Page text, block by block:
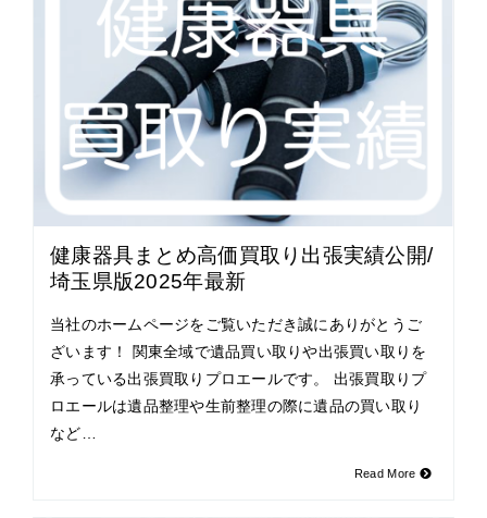
健康器具まとめ高価買取り出張実績公開/
埼玉県版2025年最新
当社のホームページをご覧いただき誠にありがとうご
ざいます！ 関東全域で遺品買い取りや出張買い取りを
承っている出張買取りプロエールです。 出張買取りプ
ロエールは遺品整理や生前整理の際に遺品の買い取り
など…
Read More